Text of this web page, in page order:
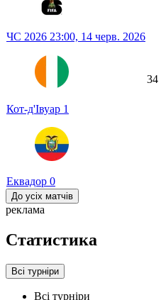
ЧС 2026 23:00, 14 черв. 2026
Кот-д'Івуар 1
Еквадор 0
34
До усіх матчів
реклама
Статистика
Всі турніри
Всі турніри